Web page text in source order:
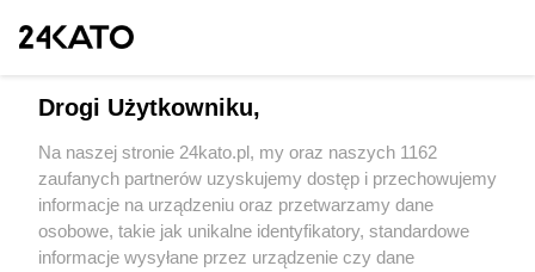
8 / 9
Wydawca mediów lokalnych
Drogi Użytkowniku,
Na naszej stronie 24kato.pl, my oraz naszych 1162
zaufanych partnerów uzyskujemy dostęp i przechowujemy
informacje na urządzeniu oraz przetwarzamy dane
osobowe, takie jak unikalne identyfikatory, standardowe
informacje wysyłane przez urządzenie czy dane